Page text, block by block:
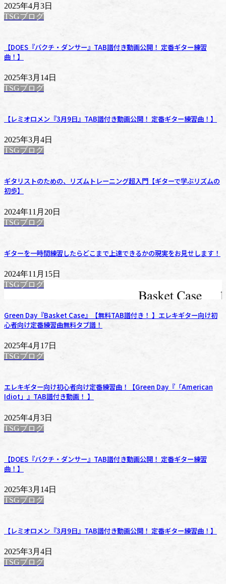
2025年4月3日
TSGブログ
【DOES『バクチ・ダンサー』TAB譜付き動画公開！ 定番ギター練習
曲！】
2025年3月14日
TSGブログ
【レミオロメン『3月9日』TAB譜付き動画公開！ 定番ギター練習曲！】
2025年3月4日
TSGブログ
ギタリストのための、リズムトレーニング超入門【ギターで学ぶリズムの
初歩】
2024年11月20日
TSGブログ
ギターを一時間練習したらどこまで上達できるかの現実をお見せします！
2024年11月15日
TSGブログ
Green Day『Basket Case』【無料TAB譜付き！ 】エレキギター向け初
心者向け定番練習曲無料タブ譜！
2025年4月17日
TSGブログ
エレキギター向け初心者向け定番練習曲！【Green Day『「American
Idiot」』TAB譜付き動画！ 】
2025年4月3日
TSGブログ
【DOES『バクチ・ダンサー』TAB譜付き動画公開！ 定番ギター練習
曲！】
2025年3月14日
TSGブログ
【レミオロメン『3月9日』TAB譜付き動画公開！ 定番ギター練習曲！】
2025年3月4日
TSGブログ